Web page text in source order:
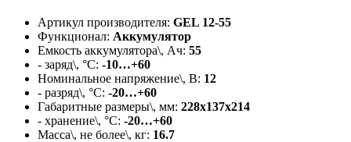
Артикул производителя: GEL 12-55
Функционал: Аккумулятор
Емкость аккумулятора\, Ач: 55
- заряд\, °C: -10…+60
Номинальное напряжение\, В: 12
- разряд\, °C: -20…+60
Габаритные размеры\, мм: 228х137х214
- хранение\, °C: -20…+60
Масса\, не более\, кг: 16.7